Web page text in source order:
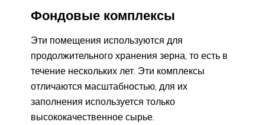
Фондовые комплексы
Эти помещения используются для
продолжительного хранения зерна, то есть в
течение нескольких лет. Эти комплексы
отличаются масштабностью, для их
заполнения используется только
высококачественное сырье.